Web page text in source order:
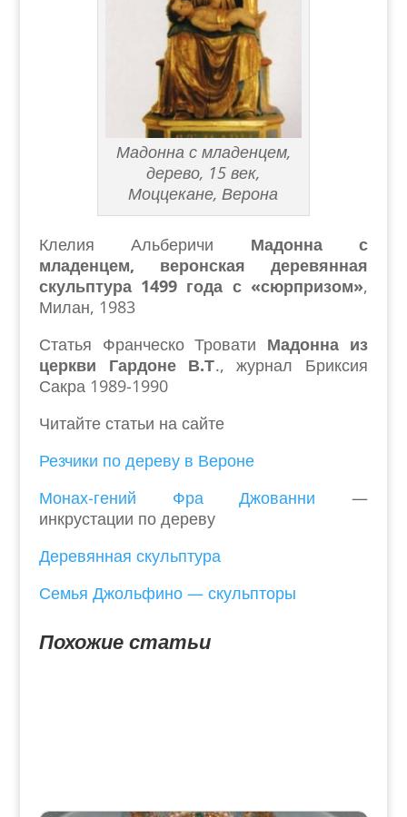
Мадонна с младенцем,
дерево, 15 век,
Моццекане, Верона
Клелия Альберичи Мадонна с
младенцем, веронская деревянная
скульптура 1499 года с «сюрпризом»,
Милан, 1983
Статья Франческо Тровати Мадонна из
церкви Гардоне В.Т., журнал Бриксия
Сакра 1989-1990
Читайте статьи на сайте
Резчики по дереву в Вероне
Монах-гений Фра Джованни —
инкрустации по дереву
Деревянная скульптура
Семья Джольфино — скульпторы
Похожие статьи